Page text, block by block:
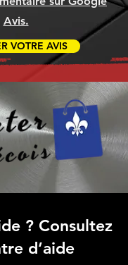
Avis.
VOTRE AVIS
? Consultez
d’aide